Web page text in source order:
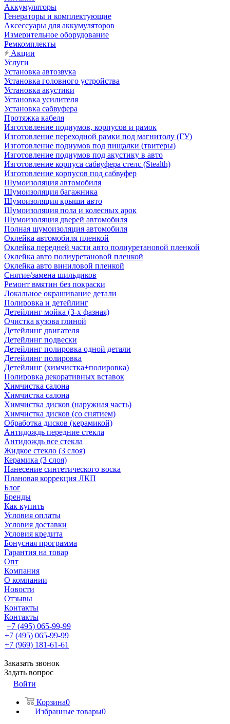
Аккумуляторы
Генераторы и комплектующие
Аксессуары для аккумуляторов
Измерительное оборудование
Ремкомплекты
Акции
Услуги
Установка автозвука
Установка головного устройства
Установка акустики
Установка усилителя
Установка сабвуфера
Протяжка кабеля
Изготовление подиумов, корпусов и рамок
Изготовление переходной рамки под магнитолу (ГУ)
Изготовление подиумов под пищалки (твитеры)
Изготовление подиумов под акустику в авто
Изготовление корпуса сабвуфера стелс (Stealth)
Изготовление корпусов под сабвуфер
Шумоизоляция автомобиля
Шумоизоляция багажника
Шумоизоляция крыши авто
Шумоизоляция пола и колесных арок
Шумоизоляция дверей автомобиля
Полная шумоизоляция автомобиля
Оклейка автомобиля пленкой
Оклейка передней части авто полиуретановой пленкой
Оклейка авто полиуретановой пленкой
Оклейка авто виниловой пленкой
Снятие/замена шильдиков
Ремонт вмятин без покраски
Локальное окрашивание детали
Полировка и детейлинг
Детейлинг мойка (3-х фазная)
Очистка кузова глиной
Детейлинг двигателя
Детейлинг подвески
Детейлинг полировка одной детали
Детейлинг полировка
Детейлинг (химчистка+полировка)
Полировка декоративных вставок
Химчистка салона
Химчистка салона
Химчистка дисков (наружная часть)
Химчистка дисков (со снятием)
Обработка дисков (керамикой)
Антидождь передние стекла
Антидождь все стекла
Жидкое стекло (3 слоя)
Керамика (3 слоя)
Нанесение синтетического воска
Плановая коррекция ЛКП
Блог
Бренды
Как купить
Условия оплаты
Условия доставки
Условия кредита
Бонусная программа
Гарантия на товар
Опт
Компания
О компании
Новости
Отзывы
Контакты
Контакты
+7 (495) 065-99-99
+7 (495) 065-99-99
+7 (969) 181-61-61
Заказать звонок
Задать вопрос
Войти
Корзина0
Избранные товары0